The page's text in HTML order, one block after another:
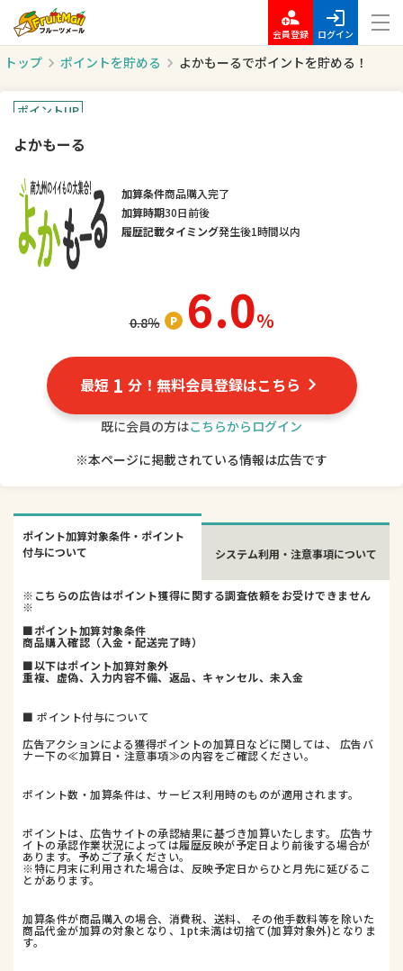
会員登録 ログイン
トップ ポイントを貯める よかもーるでポイントを貯める！
ポイントUP
よかもーる
0.8％ 6.0％
加算条件商品購入完了
加算時期30日前後
履歴記載タイミング発生後1時間以内
最短 1 分！無料会員登録はこちら
既に会員の方はこちらからログイン
※本ページに掲載されている情報は広告です
ポイント加算対象条件・ポイント
付与について
システム利用・注意事項について
※こちらの広告はポイント獲得に関する調査依頼をお受けできません
※
■ポイント加算対象条件
商品購入確認（入金・配送完了時）
■以下はポイント加算対象外
重複、虚偽、入力内容不備、返品、キャンセル、未入金
■ ポイント付与について
広告アクションによる獲得ポイントの加算日などに関しては、 広告バ
ナー下の≪加算日・注意事項≫の内容をご確認ください。
ポイント数・加算条件は、サービス利用時のものが適用されます。
ポイントは、広告サイトの承認結果に基づき加算いたします。 広告サ
イトの承認作業状況によっては履歴反映が予定日より前後する場合が
あります。予めご了承ください。
※特に月末に利用された場合は、反映予定日からひと月先に延びるこ
とがあります。
加算条件が商品購入の場合、消費税、送料、 その他手数料等を除いた
商品代金が加算の対象となり、1pt未満は切捨て(加算対象外)となりま
す。